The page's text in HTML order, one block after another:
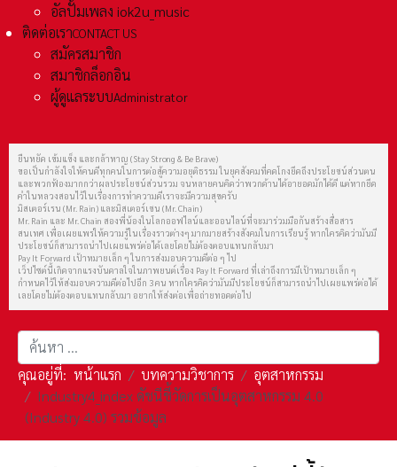
อัลปั้มเพลง iok2u_music
ติดต่อเราCONTACT US
สมัครสมาชิก
สมาชิกล็อกอิน
ผู้ดูแลระบบAdministrator
ยืนหยัด เข้มแข็ง และกล้าหาญ (Stay Strong & Be Brave)
ขอเป็นกำลังใจให้คนดีทุกคนในการต่อสู้ความอยุติธรรม ในยุคสังคมที่คดโกงยึดถึงประโยชน์ส่วนตน
และพวกฟ้องมากกว่าผลประโยชน์ส่วนรวม จนหลายคนคิดว่าพวกด้านได้อายอดมักได้ดี แต่หากยึด
คำในหลวงสอนไว้ในเรื่องการทำความดีเราจะมีความสุขครับ
มิสเตอร์เรน (Mr. Rain) และมิสเตอร์เชน (Mr. Chain)
Mr. Rain และ Mr. Chain สองพี่น้องในโลกออฟไลน์และออนไลน์ที่จะมาร่วมมือกันสร้างสื่อสาร
สนเทศ เพื่อเผยแพร่ให้ความรู้ในเรื่องราวต่างๆ มากมายสร้างสังคมในการเรียนรู้ หากใครคิดว่ามันมี
ประโยชน์ก็สามารถนำไปเผยแพร่ต่อได้เลยโดยไม่ต้องตอบแทนกลับมา
Pay It Forward เป้าหมายเล็ก ๆ ในการส่งมอบความดีต่อ ๆ ไป
เว็ปไซต์นี้เกิดจากแรงบันดาลใจในภาพยนต์เรื่อง Pay It Forward ที่เล่าถึงการมีเป้าหมายเล็ก ๆ
กำหนดไว้ให้ส่งมอบความดีต่อไปอีก 3 คน หากใครคิดว่ามันมีประโยชน์ก็สามารถนำไปเผยแพร่ต่อได้
เลยโดยไม่ต้องตอบแทนกลับมา อยากให้ส่งต่อเพื่อถ่ายทอดต่อไป
การค้นหา
คุณอยู่ที่: หน้าแรก บทความวิชาการ
อุตสาหกรรม
Industry4_index ดัชนีชี้วัดการเป็นอุตสาหกรรม 4.0
(Industry 4.0) รวมข้อมูล